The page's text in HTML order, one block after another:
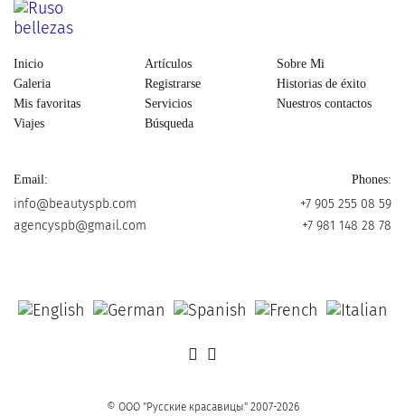
Inicio
Galeria
Mis favoritas
Viajes
Artículos
Registrarse
Servicios
Búsqueda
Sobre Mi
Historias de éxito
Nuestros contactos
Email:
info@beautyspb.com
agencyspb@gmail.com
Phones:
+7 905 255 08 59
+7 981 148 28 78
© OOO "Русские красавицы" 2007-2026